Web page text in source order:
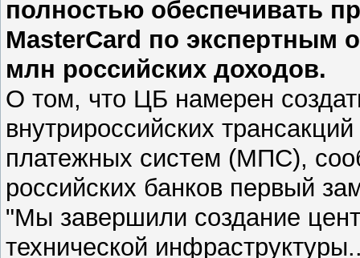
полностью обеспечивать
MasterCard по экспертным
млн российских доходов.
О том, что ЦБ намерен
внутрироссийских
платежных систем (МПС),
российских банков первый
"Мы завершили создание
технической